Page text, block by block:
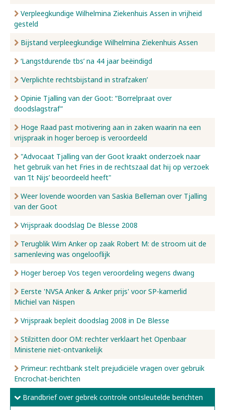
Verpleegkundige Wilhelmina Ziekenhuis Assen in vrijheid
gesteld
Bijstand verpleegkundige Wilhelmina Ziekenhuis Assen
‘Langstdurende tbs’ na 44 jaar beëindigd
‘Verplichte rechtsbijstand in strafzaken’
Opinie Tjalling van der Goot: “Borrelpraat over
doodslagstraf”
Hoge Raad past motivering aan in zaken waarin na een
vrijspraak in hoger beroep is veroordeeld
"Advocaat Tjalling van der Goot kraakt onderzoek naar
het gebruik van het Fries in de rechtszaal dat hij op verzoek
van ‘It Nijs’ beoordeeld heeft"
Weer lovende woorden van Saskia Belleman over Tjalling
van der Goot
Vrijspraak doodslag De Blesse 2008
Terugblik Wim Anker op zaak Robert M: de stroom uit de
samenleving was ongelooflijk
Hoger beroep Vos tegen veroordeling wegens dwang
Eerste 'NVSA Anker & Anker prijs' voor SP-kamerlid
Michiel van Nispen
Vrijspraak bepleit doodslag 2008 in De Blesse
Stilzitten door OM: rechter verklaart het Openbaar
Ministerie niet-ontvankelijk
Primeur: rechtbank stelt prejudiciële vragen over gebruik
Encrochat-berichten
Brandbrief over gebrek controle ontsleutelde berichten